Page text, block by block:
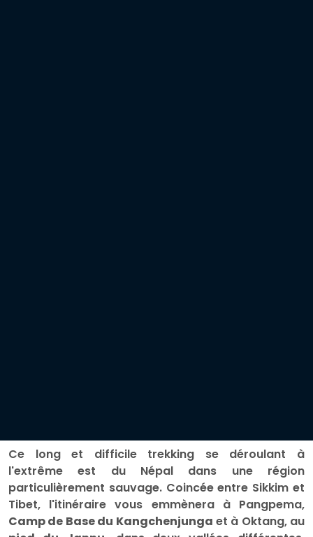
Ce long et difficile trekking se déroulant à
l'extrême est du Népal dans une région
particulièrement sauvage. Coincée entre Sikkim et
Tibet, l'itinéraire vous emmènera à Pangpema,
Camp de Base du Kangchenjunga et à Oktang, au